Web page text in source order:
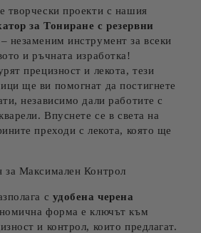
творчески проекти с нашия
за Тониране с резервни
– незаменим инструмент за всеки
и ръчната изработка!
прецизност и лекота, тези
ще ви помогнат да постигнете
независимо дали работите с
Впуснете се в света на
преходи с лекота, която ще
за Максимален Контрол
с удобена черена
форма е ключът към
и контрол, които предлагат.